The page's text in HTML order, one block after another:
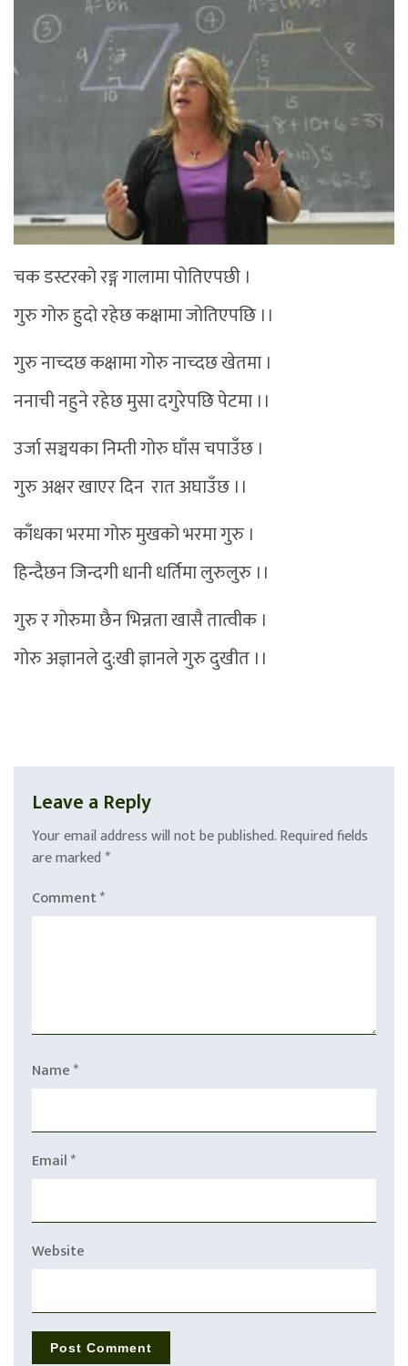
चक डस्टरको रङ्ग गालामा पोतिएपछी ।
गुरु गोरु हुदो रहेछ कक्षामा जोतिएपछि ।।
गुरु नाच्दछ कक्षामा गोरु नाच्दछ खेतमा ।
ननाची नहुने रहेछ मुसा दगुरेपछि पेटमा ।।
उर्जा सञ्चयका निम्ती गोरु घाँस चपाउँछ ।
गुरु अक्षर खाएर दिन रात अघाउँछ ।।
काँधका भरमा गोरु मुखको भरमा गुरु ।
हिन्दैछन जिन्दगी धानी धर्तिमा लुरुलुरु ।।
गुरु र गोरुमा छैन भिन्नता खासै तात्वीक ।
गोरु अज्ञानले दु:खी ज्ञानले गुरु दुखीत ।।
Leave a Reply
Your email address will not be published.Required fields
are marked *
Comment*
Name*
Email*
Website